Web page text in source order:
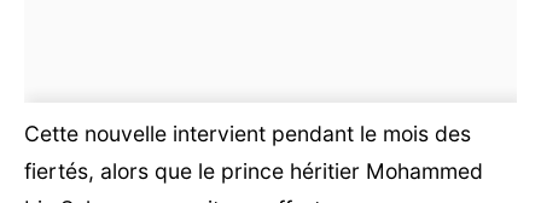
Cette nouvelle intervient pendant le mois des
fiertés, alors que le prince héritier Mohammed